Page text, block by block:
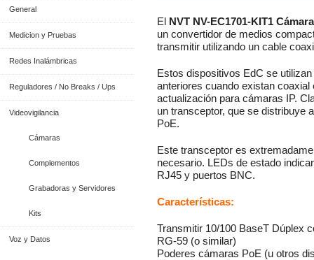
General
Medicion y Pruebas
Redes Inalámbricas
Reguladores / No Breaks / Ups
Videovigilancia
Cámaras
Complementos
Grabadoras y Servidores
Kits
Voz y Datos
El
NVT NV-EC1701-KIT1
un convertidor de medios
transmitir utilizando un cable
Estos dispositivos EdC se
anteriores cuando existan
actualización para cámaras IP.
un transceptor, que se distribuye
PoE.
Este transceptor es
necesario. LEDs de estado
RJ45 y puertos BNC.
Características:
Transmitir 10/100 BaseT Dúplex
RG-59 (o similar)
Poderes cámaras PoE (u otros